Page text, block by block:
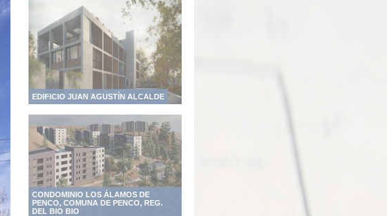
EDIFICIO JUAN AGUSTÍN ALCALDE
CONDOMINIO LOS ÁLAMOS DE
PENCO, COMUNA DE PENCO, REG.
DEL BIO BIO